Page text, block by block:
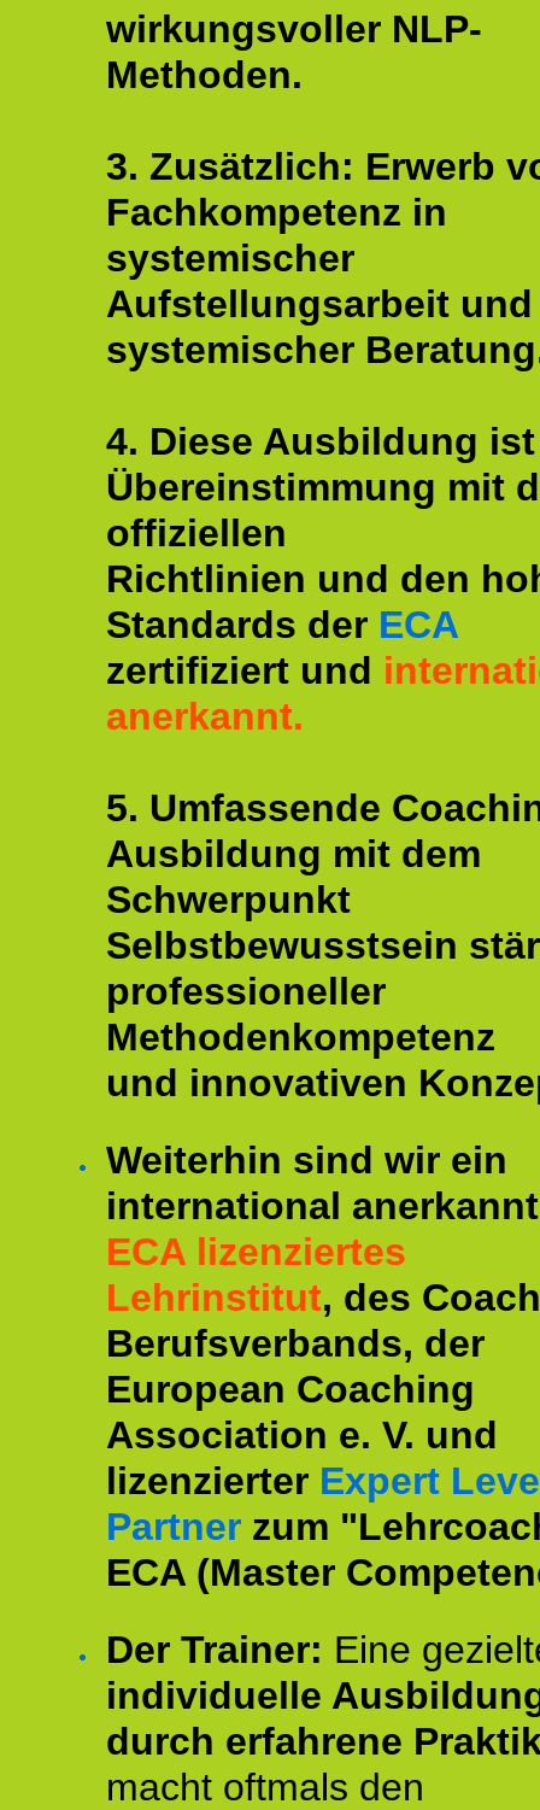
wirkungsvoller NLP-
Methoden.
3. Zusätzlich: Erwerb
Fachkompetenz in
systemischer
Aufstellungsarbeit und
systemischer
4. Diese Ausbildung
Übereinstimmung mit
offiziellen
Richtlinien und den
Standards der ECA
zertifiziert und
anerkannt.
5. Umfassende
Ausbildung mit dem
Schwerpunkt
Selbstbewusstsein
professioneller
Methodenkompetenz
und innovativen
Weiterhin sind wir ein
international
ECA lizenziertes
Lehrinstitut, des
Berufsverbands, der
European Coaching
Association e. V. und
lizenzierter Expert
Partner zum
ECA (Master
Der Trainer: Eine
individuelle
durch erfahrene
macht oftmals den